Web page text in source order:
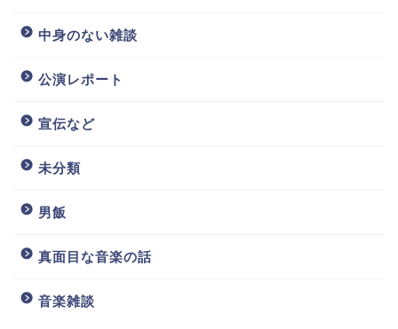
中身のない雑談
公演レポート
宣伝など
未分類
男飯
真面目な音楽の話
音楽雑談